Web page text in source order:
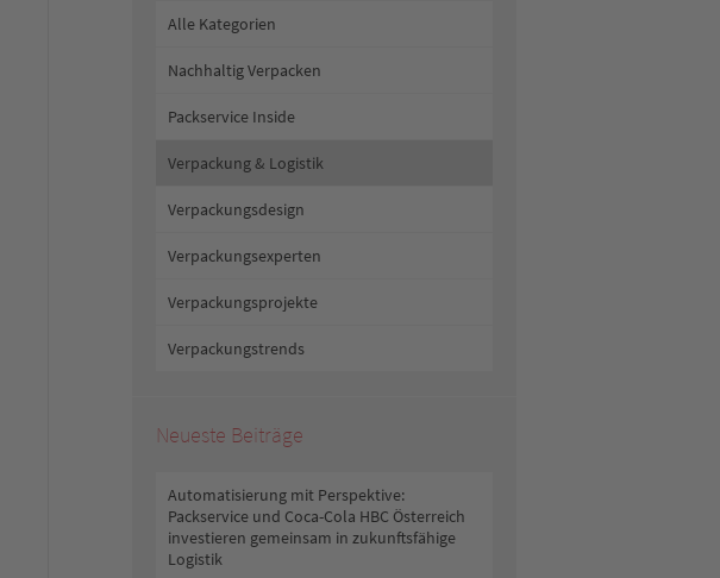
Alle Kategorien
Nachhaltig Verpacken
Packservice Inside
Verpackung & Logistik
Verpackungsdesign
Verpackungsexperten
Verpackungsprojekte
Verpackungstrends
Neueste Beiträge
Automatisierung mit Perspektive:
Packservice und Coca-Cola HBC Österreich
investieren gemeinsam in zukunftsfähige
Logistik